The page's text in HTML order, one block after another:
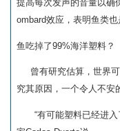
提高每次发声的音量以确
ombard效应，表明鱼类也
鱼吃掉了99%海洋塑料？
曾有研究估算，世界可
究其原因，一个令人不安
“有可能塑料已经进入